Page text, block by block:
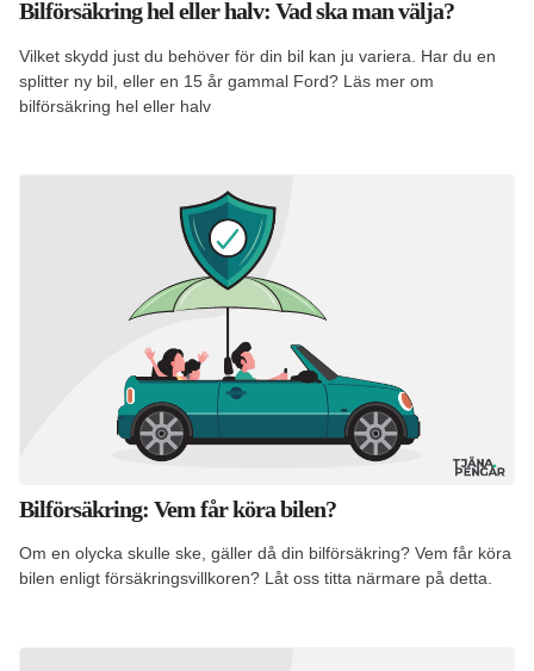
Bilförsäkring hel eller halv: Vad ska man välja?
Vilket skydd just du behöver för din bil kan ju variera. Har du en
splitter ny bil, eller en 15 år gammal Ford? Läs mer om
bilförsäkring hel eller halv
Bilförsäkring: Vem får köra bilen?
Om en olycka skulle ske, gäller då din bilförsäkring? Vem får köra
bilen enligt försäkringsvillkoren? Låt oss titta närmare på detta.